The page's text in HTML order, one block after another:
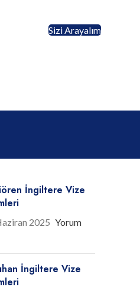
Sizi Arayalım
İngiltere Vize
2025 Yorum
İngiltere Vize